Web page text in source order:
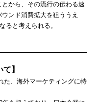
から、その流行の伝わる速
ンド消費拡大を狙ううえ
ると考えられる。
】
、海外マーケティングに特